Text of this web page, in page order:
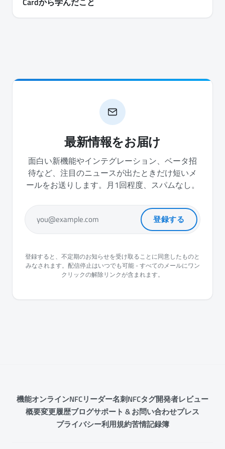
最新情報をお届け
面白い新機能やインテグレーション、ベータ招
待など、注目のニュースが出たときだけ短いメ
ールをお送りします。月1回程度、スパムなし。
you@example.com 登録する
登録すると、不定期のお知らせを受け取ることに同意したものと
みなされます。配信停止はいつでも可能 - すべてのメールにワン
クリックの解除リンクが含まれます。
機能オンラインNFCリーダー名刺NFCタグ開発者レビュー
概要変更履歴ブログサポート & お問い合わせプレス
プライバシー利用規約苦情記録簿